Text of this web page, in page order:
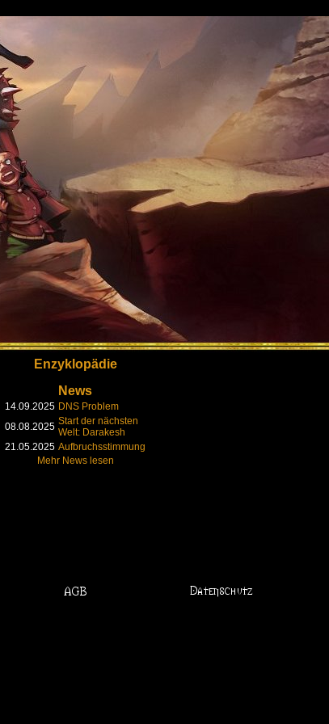
Enzyklopädie
News
14.09.2025 DNS Problem
08.08.2025 Start der nächsten
Welt: Darakesh
21.05.2025 Aufbruchsstimmung
Mehr News lesen